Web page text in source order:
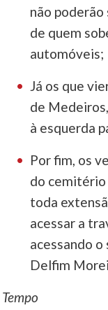
não
de quem
automóveis;
Já os que
de
à esquerda
Por fim, os
do cemitério
toda
acessar a
acessando
Delfim
Tempo